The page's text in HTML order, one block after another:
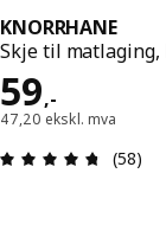
KNORRHANE
Skje til
59,-
Pris 59,-
47,20 ekskl. mva
(58)